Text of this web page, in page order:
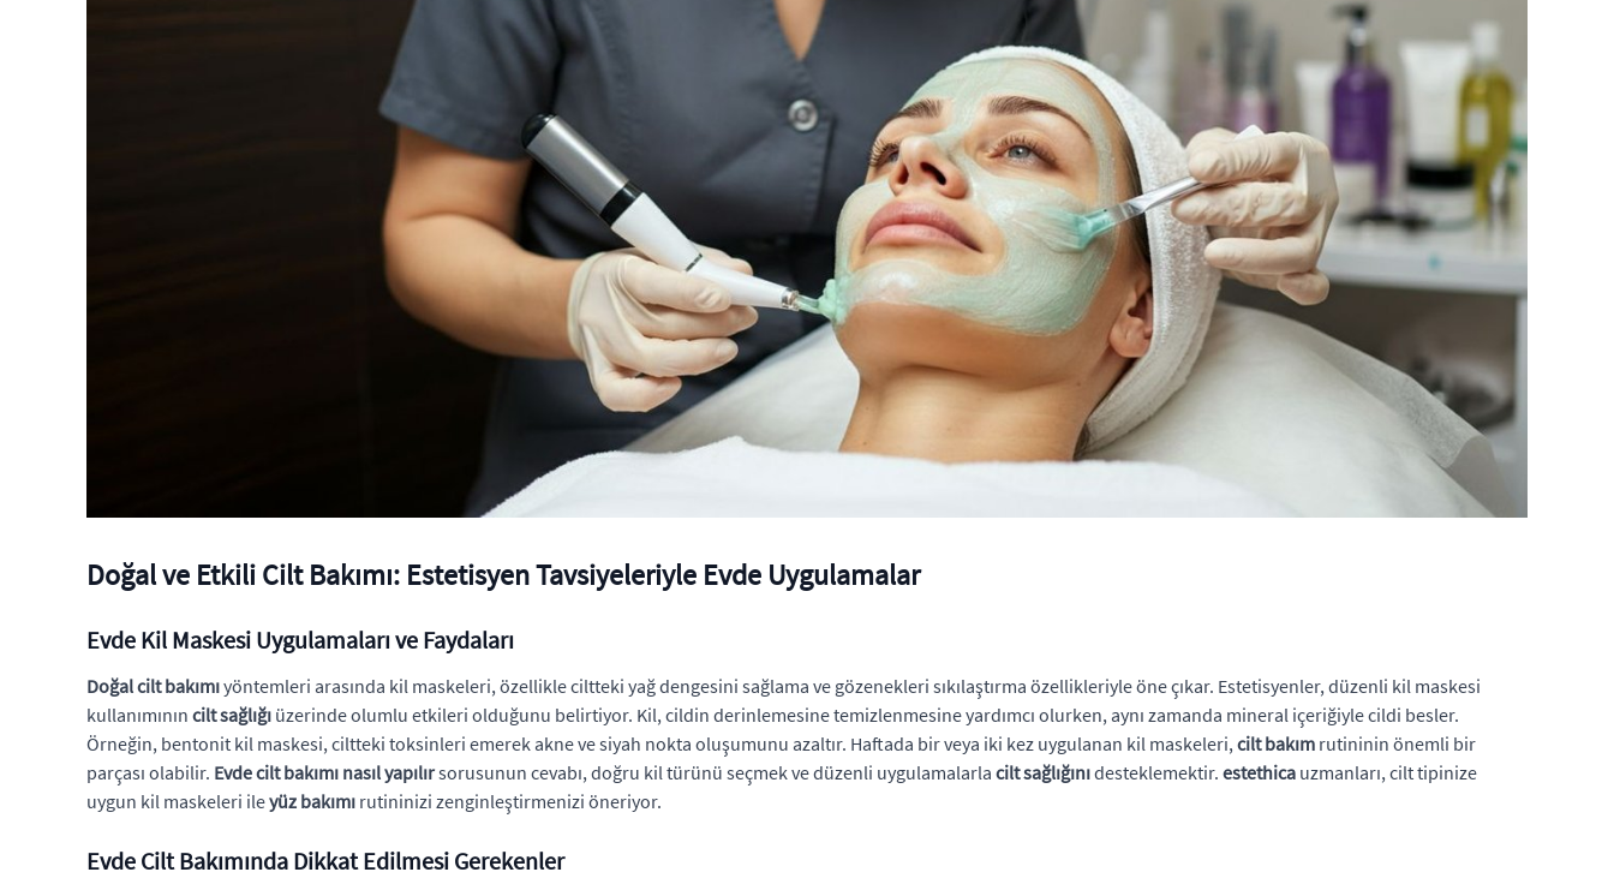
Doğal ve Etkili Cilt Bakımı: Estetisyen Tavsiyeleriyle Evde Uygulamalar
Evde Kil Maskesi Uygulamaları ve Faydaları
Doğal cilt bakımıyöntemleri arasında kil maskeleri, özellikle ciltteki yağ dengesini sağlama ve gözenekleri sıkılaştırma özellikleriyle öne çıkar. Estetisyenler, düzenli kil maskesi
kullanımının cilt sağlığı üzerinde olumlu etkileri olduğunu belirtiyor. Kil, cildin derinlemesine temizlenmesine yardımcı olurken, aynı zamanda mineral içeriğiyle cildi besler.
Örneğin, bentonit kil maskesi, ciltteki toksinleri emerek akne ve siyah nokta oluşumunu azaltır. Haftada bir veya iki kez uygulanan kil maskeleri, cilt bakım rutininin önemli bir
parçası olabilir. Evde cilt bakımı nasıl yapılırsorusunun cevabı, doğru kil türünü seçmek ve düzenli uygulamalarla cilt sağlığınıdesteklemektir. estethica uzmanları, cilt tipinize
uygun kil maskeleri ileyüz bakımı rutininizi zenginleştirmenizi öneriyor.
Evde Cilt Bakımında Dikkat Edilmesi Gerekenler